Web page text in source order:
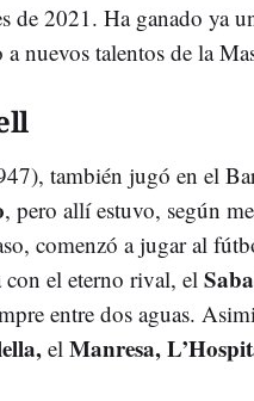
de 2021. Ha ganado ya
nuevos talentos de la
también jugó en el
, pero allí estuvo, según
comenzó a jugar al
el eterno rival, el
entre dos aguas.
el Manresa,